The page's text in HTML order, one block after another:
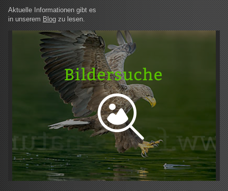
Aktuelle Informationen gibt es
in unserem Blog zu lesen.